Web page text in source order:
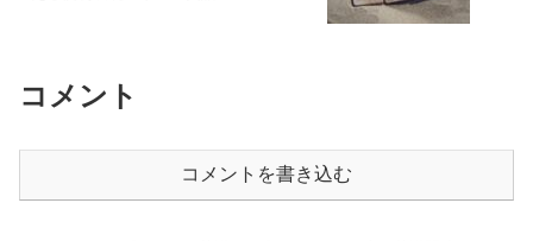
コメント
コメントを書き込む